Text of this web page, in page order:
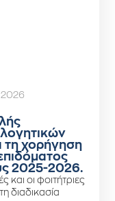
2026
τη χορήγηση
2025-2026.
και οι φοιτήτριες
διαδικασία